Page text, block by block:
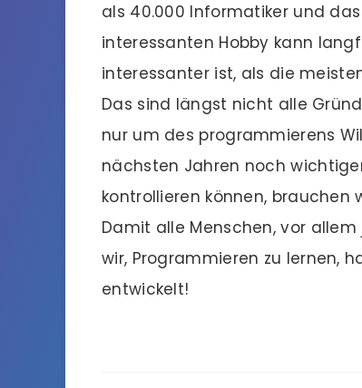
als 40.000 Informatiker und
interessanten Hobby kann
interessanter ist, als die
Das sind längst nicht alle
nur um des programmierens
nächsten Jahren noch
kontrollieren können, brauchen
Damit alle Menschen, vor
wir, Programmieren zu lernen,
entwickelt!